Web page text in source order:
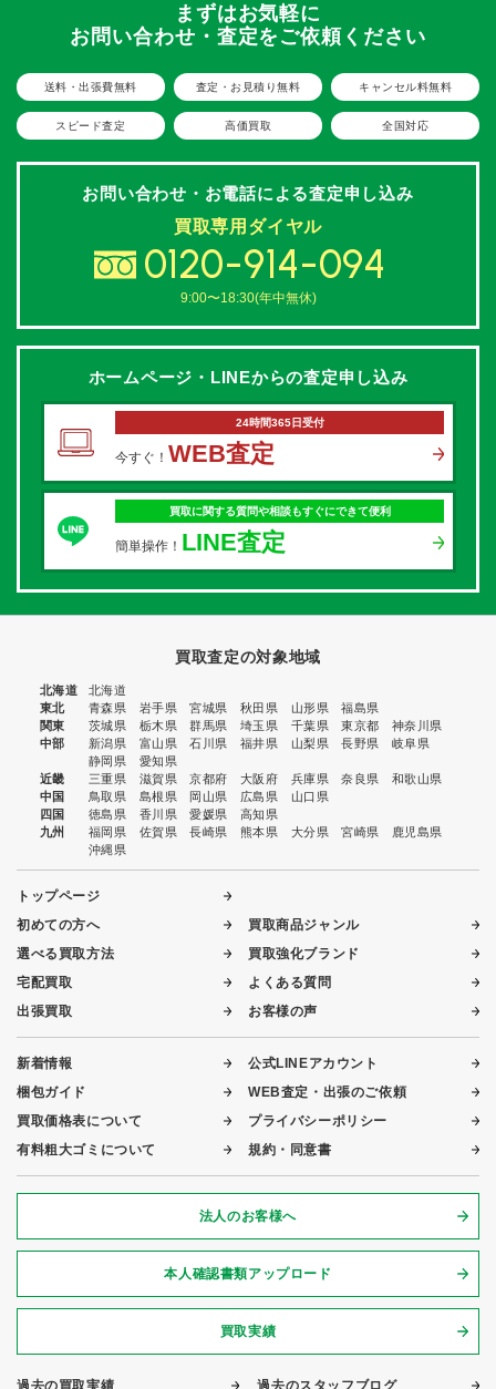
まずはお気軽に
お問い合わせ・査定をご依頼ください
送料・出張費無料 査定・お見積り無料 キャンセル料無料
スピード査定 高価買取 全国対応
お問い合わせ・お電話による査定申し込み
買取専用ダイヤル
0120-914-094
9:00〜18:30(年中無休)
ホームページ・LINEからの査定申し込み
24時間365日受付
今すぐ！ WEB査定
買取に関する質問や相談もすぐにできて便利
簡単操作！ LINE査定
買取査定の対象地域
北海道
北海道
東北
青森県 岩手県 宮城県 秋田県 山形県
福島県
関東
茨城県 栃木県 群馬県 埼玉県 千葉県 東京都
神奈川県
中部
新潟県 富山県 石川県 福井県 山梨県 長野県
岐阜県
静岡県
愛知県
近畿
三重県 滋賀県 京都府 大阪府 兵庫県 奈良県
和歌山県
中国
鳥取県 島根県 岡山県 広島県
山口県
四国
徳島県 香川県 愛媛県
高知県
九州
福岡県 佐賀県 長崎県 熊本県 大分県 宮崎県
鹿児島県
沖縄県
トップページ
初めての方へ
選べる買取方法
宅配買取
出張買取
買取商品ジャンル
買取強化ブランド
よくある質問
お客様の声
新着情報
梱包ガイド
買取価格表について
有料粗大ゴミについて
公式LINEアカウント
WEB査定・出張のご依頼
プライバシーポリシー
規約・同意書
法人のお客様へ
本人確認書類アップロード
買取実績